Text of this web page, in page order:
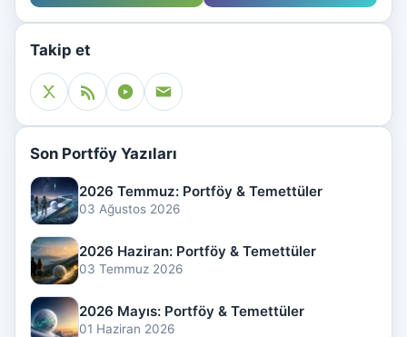
Takip et
Son Portföy Yazıları
2026 Temmuz: Portföy & Temettüler
03 Ağustos 2026
2026 Haziran: Portföy & Temettüler
03 Temmuz 2026
2026 Mayıs: Portföy & Temettüler
01 Haziran 2026